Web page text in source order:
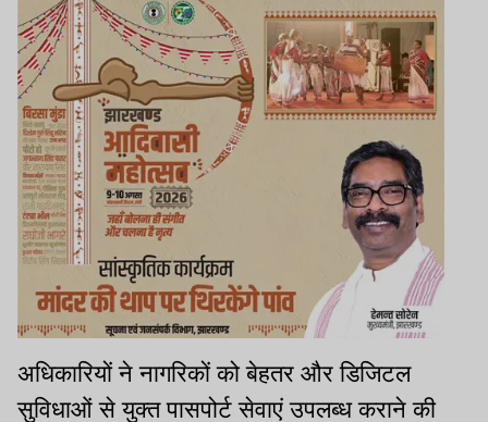
अधिकारियों ने नागरिकों को बेहतर और डिजिटल
सुविधाओं से युक्त पासपोर्ट सेवाएं उपलब्ध कराने की